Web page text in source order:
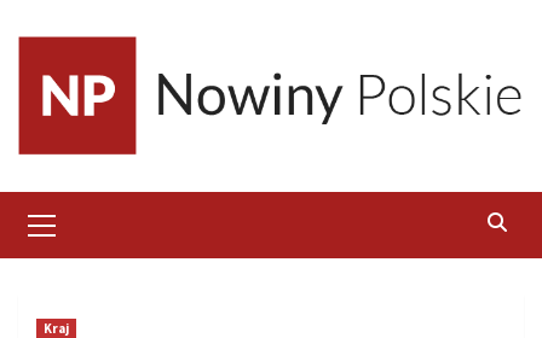
content
Menu
Kraj